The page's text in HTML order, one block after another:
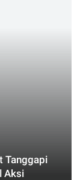
Tanggapi
Aksi